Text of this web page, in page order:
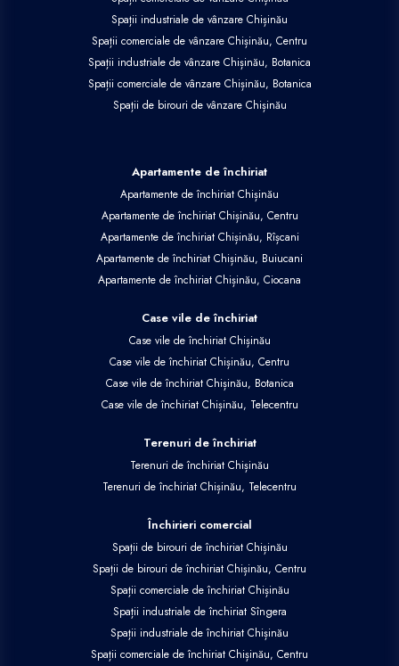
Spații industriale de vânzare Chișinău
Spații comerciale de vânzare Chișinău, Centru
Spații industriale de vânzare Chișinău, Botanica
Spații comerciale de vânzare Chișinău, Botanica
Spații de birouri de vânzare Chișinău
Apartamente de închiriat
Apartamente de închiriat Chișinău
Apartamente de închiriat Chișinău, Centru
Apartamente de închiriat Chișinău, Rîșcani
Apartamente de închiriat Chișinău, Buiucani
Apartamente de închiriat Chișinău, Ciocana
Case vile de închiriat
Case vile de închiriat Chișinău
Case vile de închiriat Chișinău, Centru
Case vile de închiriat Chișinău, Botanica
Case vile de închiriat Chișinău, Telecentru
Terenuri de închiriat
Terenuri de închiriat Chișinău
Terenuri de închiriat Chișinău, Telecentru
Închirieri comercial
Spații de birouri de închiriat Chișinău
Spații de birouri de închiriat Chișinău, Centru
Spații comerciale de închiriat Chișinău
Spații industriale de închiriat Sîngera
Spații industriale de închiriat Chișinău
Spații comerciale de închiriat Chișinău, Centru